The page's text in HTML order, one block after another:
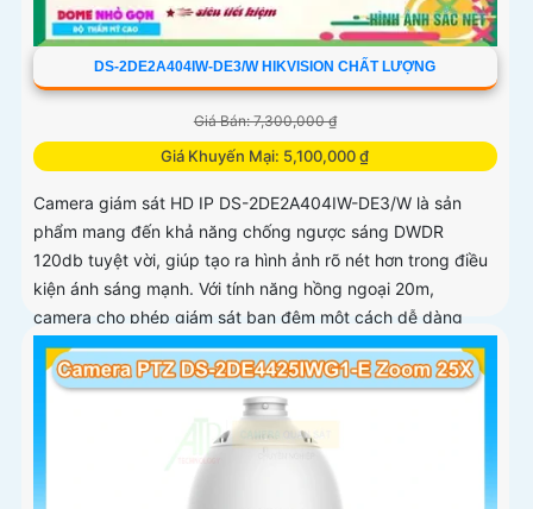
DS-2DE2A404IW-DE3/W HIKVISION CHẤT LƯỢNG
Giá Bán: 7,300,000 ₫
Giá Khuyến Mại: 5,100,000 ₫
Camera giám sát HD IP DS-2DE2A404IW-DE3/W là sản
phẩm mang đến khả năng chống ngược sáng DWDR
120db tuyệt vời, giúp tạo ra hình ảnh rõ nét hơn trong điều
kiện ánh sáng mạnh. Với tính năng hồng ngoại 20m,
camera cho phép giám sát ban đêm một cách dễ dàng